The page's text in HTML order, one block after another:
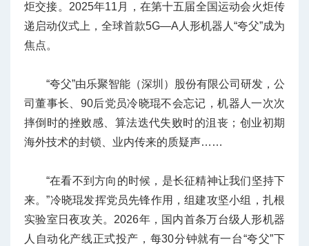
炬交接。2025年11月，在第十五届全国运动会火炬传
递启动仪式上，全球首款5G—A人形机器人“夸父”成为
焦点。
“夸父”由乐聚智能（深圳）股份有限公司研发，公
司董事长、90后党员冷晓琨不会忘记，机器人一次次
摔倒时的挫败感、算法迭代失败时的沮丧；创业初期
海外技术的封锁、业内传来的质疑声……
“在看不到方向的时候，是长征精神让我们坚持下
来。”冷晓琨发挥党员先锋作用，组建攻坚小组，扎根
实验室日夜攻关。2026年，国内首条万台级人形机器
人自动化产线正式投产，每30分钟就有一台“夸父”下